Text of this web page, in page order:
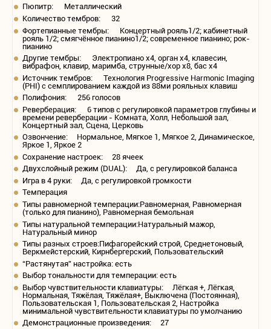
Пюпитр: Металлический
Количество тембров: 32
Фортепианные тембры: Концертный рояль1/2; кабинетный
рояль 1/2; смягчённое пианино1/2; современное пианино; рок-
пианино
Другие тембры: Электропиано х4, орган х4, клавесин,
вибрафон, клавир, маримба, струнные/хор х8, бас х4
Источник тембров: Технология Progressive Harmonic Imaging
(PHI) с семплированием каждой из 88ми рояльных клавиш
Полифония: 256 голосов
Реверберация: 6 типов с регулировкой параметров глубины и
времени реверберации - Комната, Холл, Небольшой зал,
Концертный зал, Сцена, Церковь
Озвончение: Нормальное, Мягкое 1, Мягкое 2, Динамическое,
Яркое 1, Яркое 2
Сохранение настроек: 28 ячеек
Двухслойный режим (DUAL): Да, с регулировкой баланса
Игра в 4 руки: Да, с регулировкой громкости
Темперация
Типы равномерной темперации:Равномерная, Равномерная
(только для пианино), Равномерная бемольная
Типы натуральной темперации:Натуральный мажор,
Натуральный минор
Типы разных строев:Пифагорейский строй, Среднетоновый,
Веркмейстерский, Кирнбергерский, Пользовательский
“Растянутая” настройка: есть
Выбор тональности для темперации: есть
Выбор чувствительности клавиатуры: Лёгкая +, Лёгкая,
Нормальная, Тяжёлая, Тяжёлая+, Выключена (Постоянная),
Пользовательская 1, Пользовательская 2, Настройка
минимальной чувствительности клавиатуры по умолчанию
Демонстрационные произведения: 27